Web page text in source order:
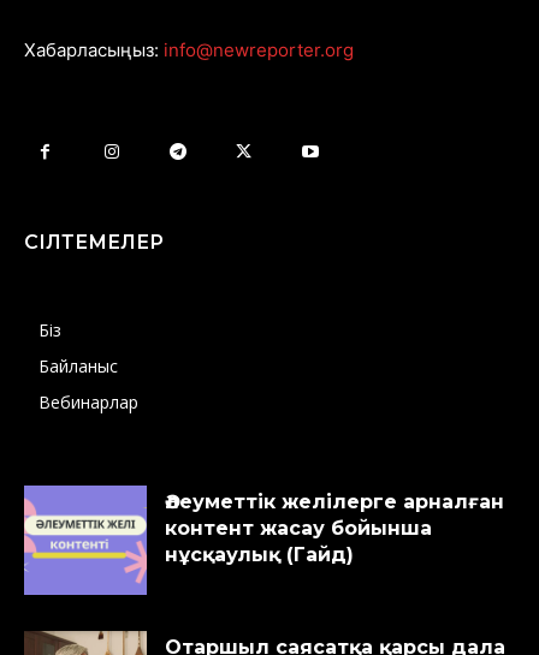
Хабарласыңыз: info@newreporter.org
СІЛТЕМЕЛЕР
Біз
Байланыс
Вебинарлар
Әлеуметтік желілерге арналған
контент жасау бойынша
нұсқаулық (Гайд)
Отаршыл саясатқа қарсы дала